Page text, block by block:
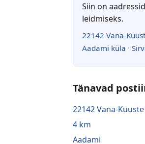
Siin on
leidmiseks.
22142 Vana-
Aadami küla ·
Tänavad
22142 Vana-
4 km
Aadami